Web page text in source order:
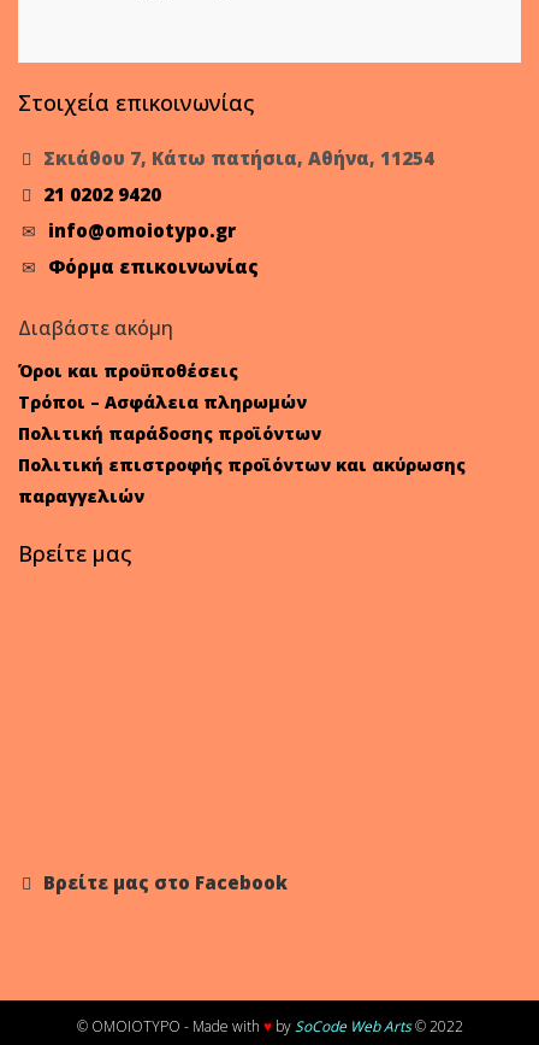
Στοιχεία επικοινωνίας
Σκιάθου 7, Κάτω πατήσια, Αθήνα, 11254
21 0202 9420
info@omoiotypo.gr
Φόρμα επικοινωνίας
Διαβάστε ακόμη
Όροι και προϋποθέσεις
Τρόποι – Ασφάλεια πληρωμών
Πολιτική παράδοσης προϊόντων
Πολιτική επιστροφής προϊόντων και ακύρωσης
παραγγελιών
Βρείτε μας
Βρείτε μας στο Facebook
© OMOIOTYPO - Made with ♥bySoCode Web Arts© 2022